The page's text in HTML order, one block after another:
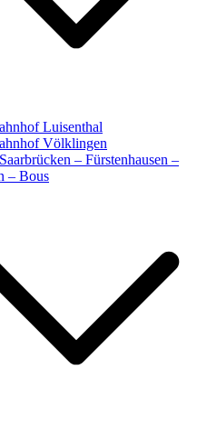
Luisenthal
Völklingen
– Fürstenhausen –
– Bous